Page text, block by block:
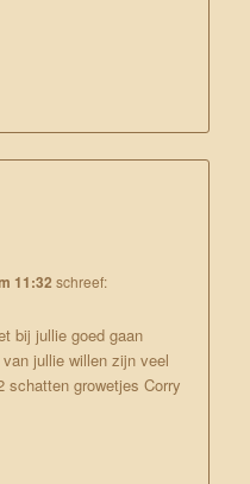
11:32 schreef:
bij jullie goed gaan
jullie willen zijn veel
schatten growetjes Corry